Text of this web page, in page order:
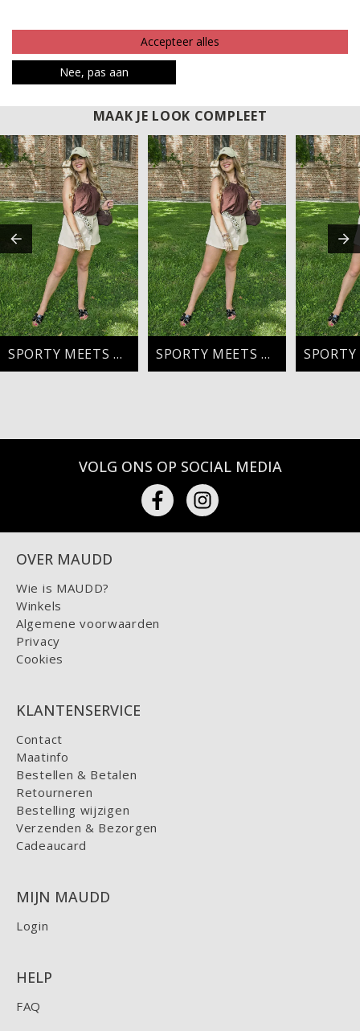
Betaalinformatie
MAAK JE LOOK COMPLEET
SPORTY MEETS CHIC SPORTY MEETS CHIC
VOLG ONS OP SOCIAL MEDIA
OVER MAUDD
Wie is MAUDD?
Winkels
Algemene voorwaarden
Privacy
Cookies
KLANTENSERVICE
Contact
Maatinfo
Bestellen & Betalen
Retourneren
Bestelling wijzigen
Verzenden & Bezorgen
Cadeaucard
MIJN MAUDD
Login
HELP
FAQ
Accepteer alles
Nee, pas aan